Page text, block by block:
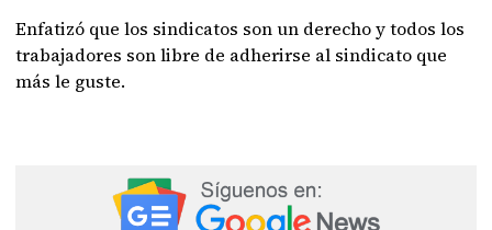
Enfatizó que los sindicatos son un derecho y todos los
trabajadores son libre de adherirse al sindicato que
más le guste.